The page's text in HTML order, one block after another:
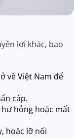
lợi khác, bao
về Việt Nam để
cấp.
hỏng hoặc mất
hoặc lỡ nối